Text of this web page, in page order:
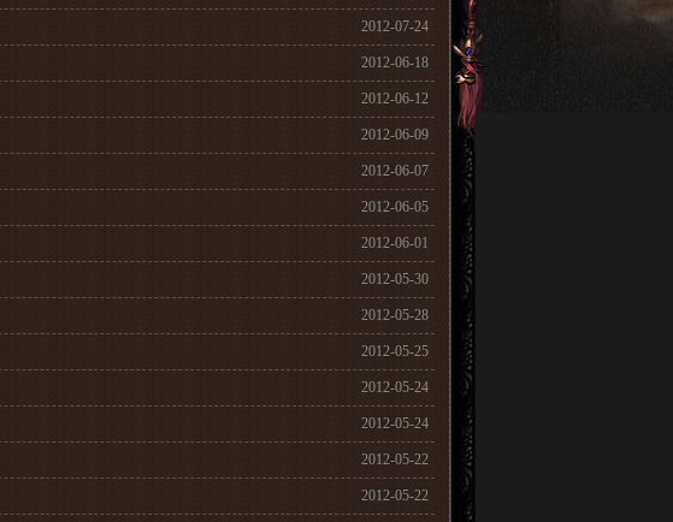
2012-07-24
2012-06-18
2012-06-12
2012-06-09
2012-06-07
2012-06-05
2012-06-01
2012-05-30
2012-05-28
2012-05-25
2012-05-24
2012-05-24
2012-05-22
2012-05-22